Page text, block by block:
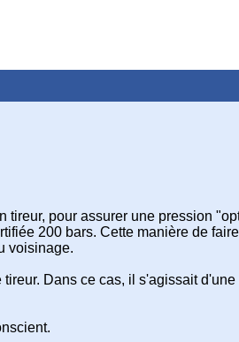
pour assurer une pression
200 bars. Cette manière de
voisinage.
Dans ce cas, il s'agissait